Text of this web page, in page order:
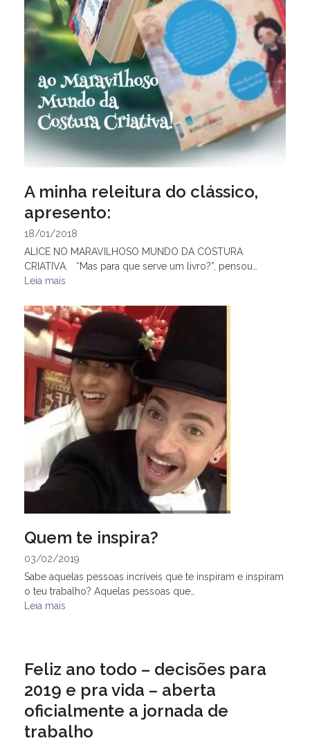
A minha releitura do clássico,
apresento:
18/01/2018
ALICE NO MARAVILHOSO MUNDO DA COSTURA
CRIATIVA. “Mas para que serve um livro?”, pensou…
Leia mais
Quem te inspira?
03/02/2019
Sabe aquelas pessoas incríveis que te inspiram e inspiram
o teu trabalho? Aquelas pessoas que…
Leia mais
Feliz ano todo – decisões para
2019 e pra vida – aberta
oficialmente a jornada de
trabalho